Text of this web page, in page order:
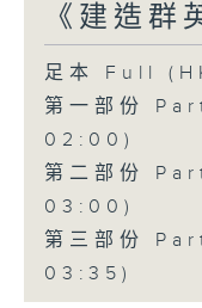
《建造群
足本 Full
第一部份
02:00)
第二部份
03:00)
第三部份
03:35)